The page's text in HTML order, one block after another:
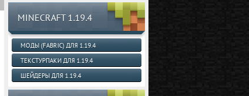
MINECRAFT 1.19.4
МОДЫ (FABRIC) ДЛЯ 1.19.4
ТЕКСТУРПАКИ ДЛЯ 1.19.4
ШЕЙДЕРЫ ДЛЯ 1.19.4